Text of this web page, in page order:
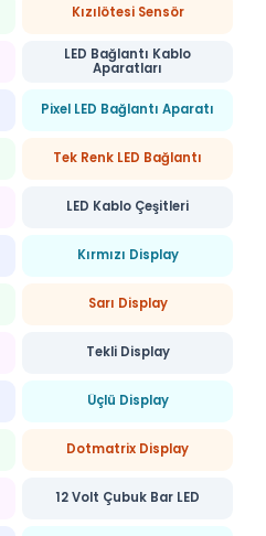
Kızılötesi Sensör
LED Bağlantı Kablo
Aparatları
Pixel LED Bağlantı Aparatı
Tek Renk LED Bağlantı
LED Kablo Çeşitleri
Kırmızı Display
Sarı Display
Tekli Display
Üçlü Display
Dotmatrix Display
12 Volt Çubuk Bar LED